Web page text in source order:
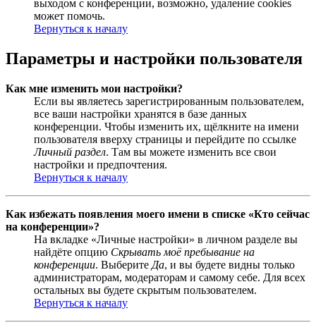
выходом с конференции, возможно, удаление cookies
может помочь.
Вернуться к началу
Параметры и настройки пользователя
Как мне изменить мои настройки?
Если вы являетесь зарегистрированным пользователем,
все ваши настройки хранятся в базе данных
конференции. Чтобы изменить их, щёлкните на имени
пользователя вверху страницы и перейдите по ссылке
Личный раздел. Там вы можете изменить все свои
настройки и предпочтения.
Вернуться к началу
Как избежать появления моего имени в списке «Кто сейчас
на конференции»?
На вкладке «Личные настройки» в личном разделе вы
найдёте опцию Скрывать моё пребывание на
конференции. Выберите Да, и вы будете видны только
администраторам, модераторам и самому себе. Для всех
остальных вы будете скрытым пользователем.
Вернуться к началу